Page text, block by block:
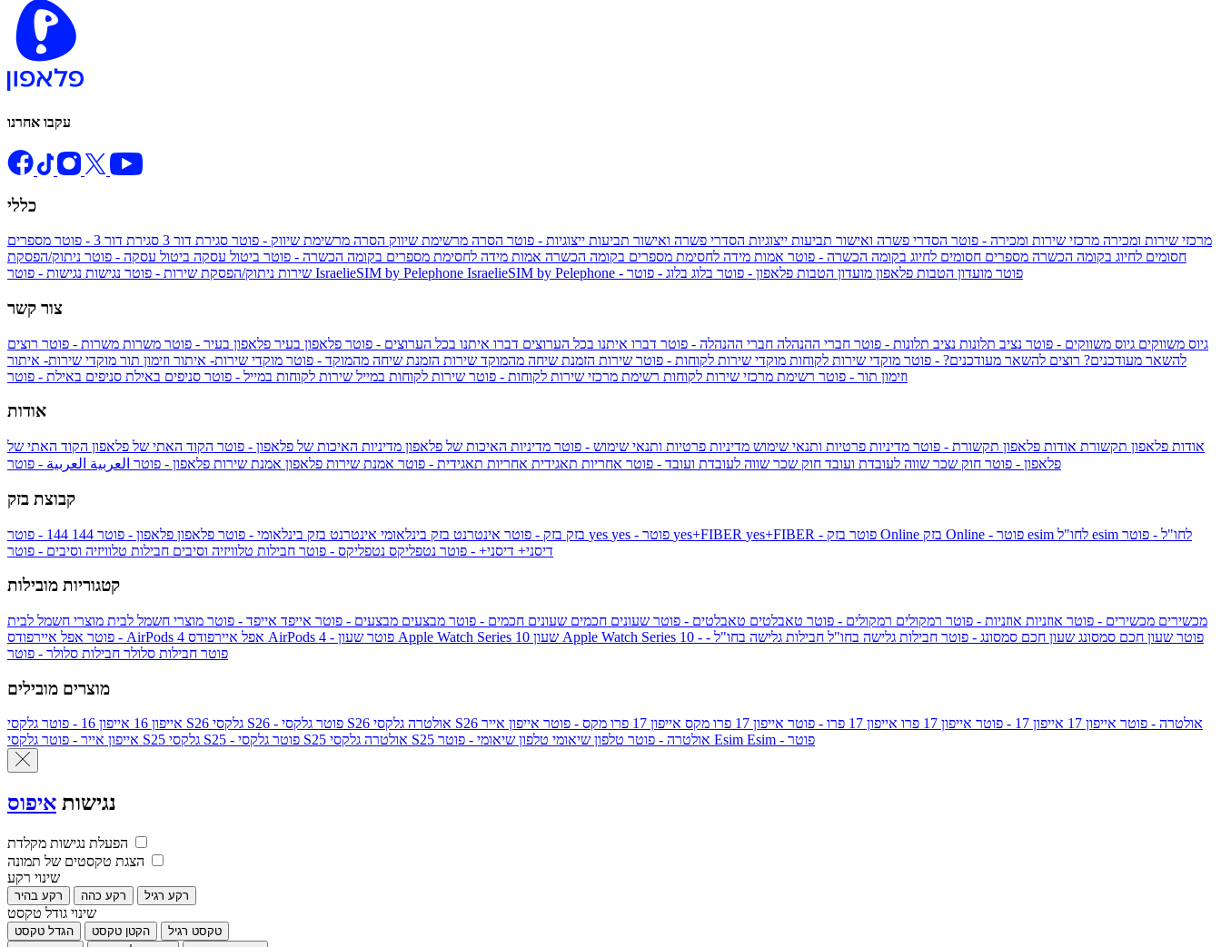
עקבו אחרנו
כללי
מרכזי שירות ומכירה מרכזי שירות ומכירה - פוטר הסדרי פשרה ואישור תביעות ייצוגיות הסדרי פשרה ואישור תביעות ייצוגיות - פוטר הסרה מרשימת שיווק הסרה מרשימת שיווק - פוטר סגירת דור 3 סגירת דור 3 - פוטר
מספרים
חסומים לחיוג בקומה הכשרה מספרים חסומים לחיוג בקומה הכשרה - פוטר אמות מידה לחסימת מספרים בקומה הכשרה אמות מידה לחסימת מספרים בקומה הכשרה - פוטר ביטול עסקה ביטול עסקה - פוטר ניתוק/הפסקת
שירות ניתוק/הפסקת שירות - פוטר נגישות IsraelieSIM by Pelephone IsraelieSIM by Pelephone - פוטר מועדון הטבות פלאפון מועדון הטבות פלאפון - פוטר בלוג בלוג - פוטר
צור קשר
גיוס משווקים גיוס משווקים - פוטר נציב תלונות נציב תלונות - פוטר חברי ההנהלה חברי ההנהלה - פוטר דברו איתנו בכל הערוצים דברו איתנו בכל הערוצים - פוטר פלאפון בעיר פלאפון בעיר - פוטר משרות משרות - פוטר רוצים
להשאר מעודכנים? רוצים להשאר מעודכנים? - פוטר מוקדי שירות לקוחות מוקדי שירות לקוחות - פוטר שירות הזמנת שיחה מהמוקד שירות הזמנת שיחה מהמוקד - פוטר מוקדי שירות- איתור וזימון תור מוקדי שירות- איתור
וזימון תור - פוטר רשימת מרכזי שירות לקוחות רשימת מרכזי שירות לקוחות - פוטר שירות לקוחות במייל שירות לקוחות במייל - פוטר סניפים באילת סניפים באילת - פוטר
אודות
אודות פלאפון תקשורת אודות פלאפון תקשורת - פוטר מדיניות פרטיות ותנאי שימוש מדיניות פרטיות ותנאי שימוש - פוטר מדיניות האיכות של פלאפון מדיניות האיכות של פלאפון - פוטר הקוד האתי של פלאפון הקוד האתי של
פלאפון - פוטר חוק שכר שווה לעובדת ועובד חוק שכר שווה לעובדת ועובד - פוטר אחריות תאגידית אחריות תאגידית - פוטר אמנת שירות פלאפון אמנת שירות פלאפון - פוטר العربية العربية - פוטר
קבוצת בזק
בזק בזק - פוטר אינטרנט בזק בינלאומי אינטרנט בזק בינלאומי - פוטר פלאפון פלאפון - פוטר 144 yes yes+FIBER yes+FIBER - פוטר בזק Online
esim לחו"ל - פוטר
דיסני+ דיסני+ - פוטר נטפליקס נטפליקס - פוטר חבילות טלוויזיה וסיבים חבילות טלוויזיה וסיבים - פוטר
קטגוריות מובילות
מכשירים מכשירים - פוטר אוזניות אוזניות - פוטר רמקולים רמקולים - פוטר טאבלטים טאבלטים - פוטר שעונים חכמים שעונים חכמים - פוטר מבצעים מבצעים - פוטר אייפד אייפד - פוטר מוצרי חשמל לבית מוצרי חשמל לבית
- פוטר אפל איירפודס AirPods 4 אפל איירפודס AirPods 4 - פוטר שעון Apple Watch Series 10 שעון Apple Watch Series 10 - פוטר שעון חכם סמסונג שעון חכם סמסונג - פוטר חבילות גלישה בחו"ל חבילות גלישה בחו"ל -
פוטר חבילות סלולר חבילות סלולר - פוטר
מוצרים מובילים
אייפון 16 אייפון 16 - פוטר גלקסי S26 גלקסי S26 - פוטר גלקסי S26 אולטרה גלקסי S26 אולטרה - פוטר אייפון 17 אייפון 17 - פוטר אייפון 17 פרו אייפון 17 פרו - פוטר אייפון 17 פרו מקס אייפון 17 פרו מקס - פוטר
אייפון אייר
אייפון אייר - פוטר גלקסי S25 גלקסי S25 - פוטר גלקסי S25 אולטרה גלקסי S25 אולטרה - פוטר טלפון שיאומי Esim Esim - פוטר
נגישות איפוס
הפעלת נגישות מקלדת
הצגת טקסטים של תמונה
שינוי רקע
רקע בהיר רקע כהה רקע רגיל
שינוי גודל טקסט
הגדל טקסט הקטן טקסט
טקסט רגיל